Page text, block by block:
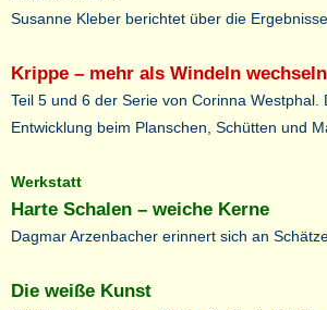
Susanne Kleber berichtet über die
Krippe – mehr als Windeln wechseln
Teil 5 und 6 der Serie von Corinna Westphal.
Entwicklung beim Planschen, Schütten und
Werkstatt
Harte Schalen – weiche Kerne
Dagmar Arzenbacher erinnert sich an
Die weiße Kunst